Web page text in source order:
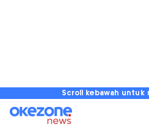
Scroll kebawah untuk